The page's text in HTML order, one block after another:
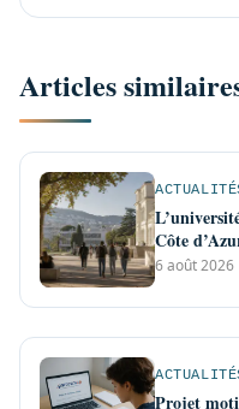
Articles
Côte
6 août 2026
Projet